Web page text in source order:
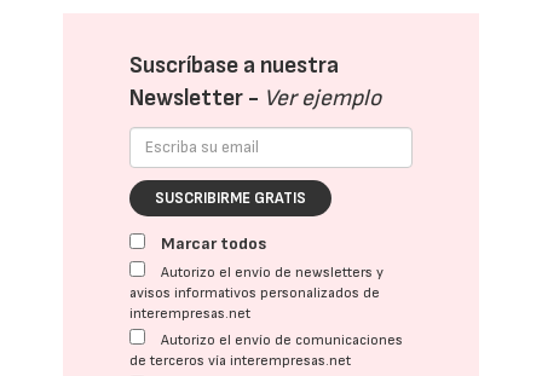
Suscríbase a nuestra
Newsletter - Ver ejemplo
SUSCRIBIRME GRATIS
Marcar todos
Autorizo el envío de newsletters y
avisos informativos personalizados de
interempresas.net
Autorizo el envío de comunicaciones
de terceros vía interempresas.net